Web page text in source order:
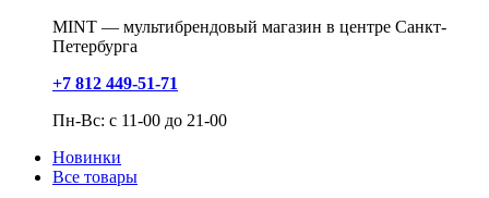
MINT — мультибрендовый магазин в центре Санкт-
Петербурга
+7 812 449-51-71
Пн-Вс: с 11-00 до 21-00
Новинки
Все товары